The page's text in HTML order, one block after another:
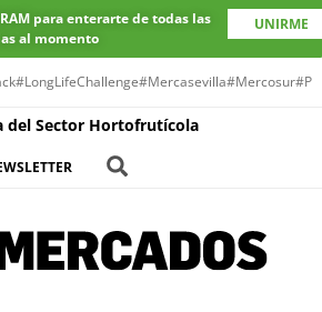
para enterarte de todas las
al momento
UNIRME
#LongLifeChallenge#Mercasevilla#Mercosur
del Sector Hortofrutícola